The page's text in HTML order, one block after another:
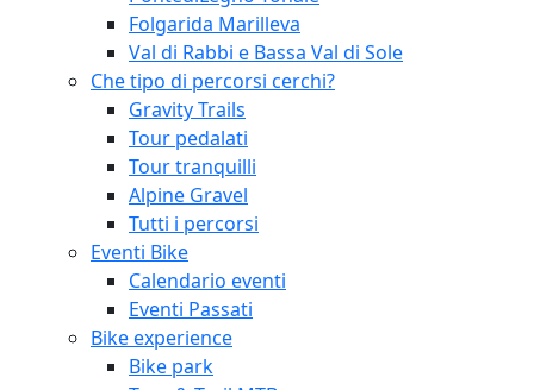
Folgarida Marilleva
Val di Rabbi e Bassa Val di Sole
Che tipo di percorsi cerchi?
Gravity Trails
Tour pedalati
Tour tranquilli
Alpine Gravel
Tutti i percorsi
Eventi Bike
Calendario eventi
Eventi Passati
Bike experience
Bike park